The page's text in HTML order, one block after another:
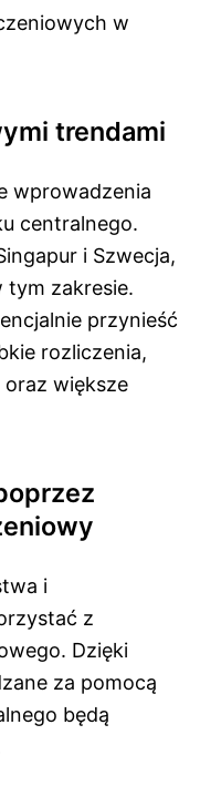
w
trendami
wprowadzenia
centralnego.
i Szwecja,
tym zakresie.
przynieść
rozliczenia,
większe
i
z
Dzięki
za pomocą
będą